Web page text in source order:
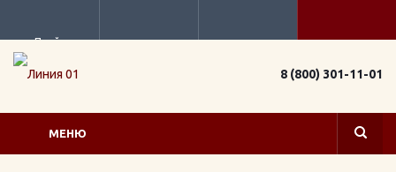
Прайс
8 (800) 301-11-01
МЕНЮ